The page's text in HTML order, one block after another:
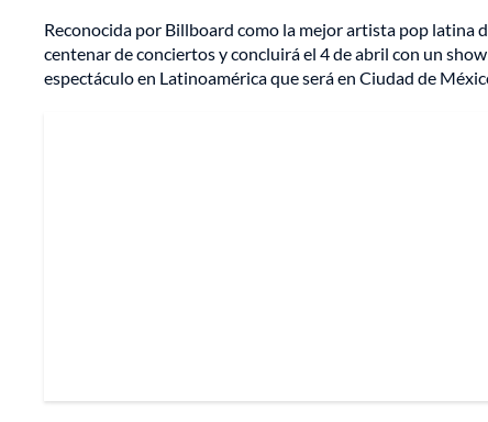
Reconocida por Billboard como la mejor artista pop latina
centenar de conciertos y concluirá el 4 de abril con un
espectáculo en Latinoamérica que será en Ciudad de